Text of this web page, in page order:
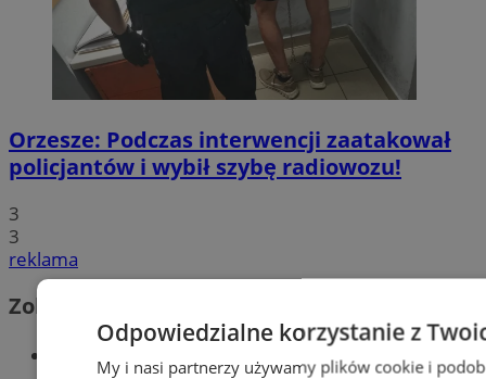
Orzesze: Podczas interwencji zaatakował
policjantów i wybił szybę radiowozu!
3
3
reklama
Zobacz również
Wiadomości kryminalne w Orzeszu
Odpowiedzialne korzystanie z
My i nasi partnerzy używamy plików cookie i